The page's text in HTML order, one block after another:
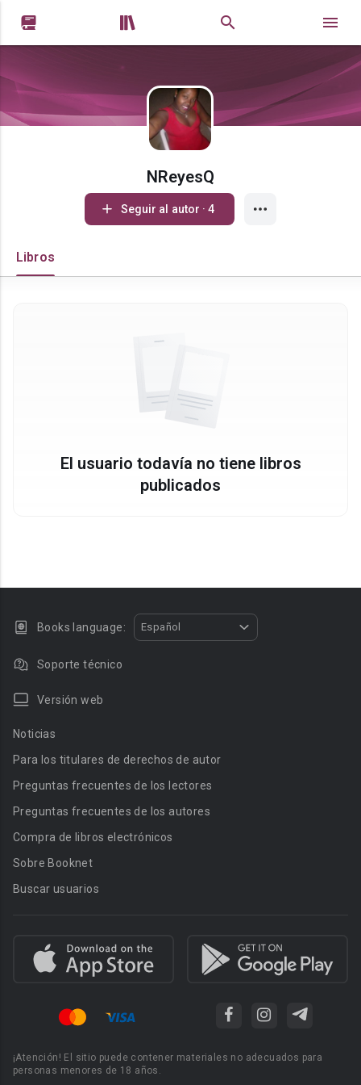
 
NReyesQ
Seguir al autor · 4
Libros
El usuario todavía no tiene libros
publicados
Books language: Español
Soporte técnico
Versión web
Noticias
Para los titulares de derechos de autor
Preguntas frecuentes de los lectores
Preguntas frecuentes de los autores
Compra de libros electrónicos
Sobre Booknet
Buscar usuarios
¡Atención! El sitio puede contener materiales no adecuados para
personas menores de 18 años.